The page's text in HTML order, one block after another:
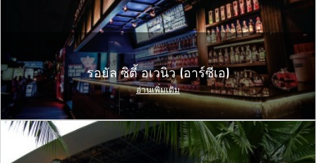
รอยัล ซิตี้ อเวนิว (อาร์ซีเอ)
อ่านเพิ่มเติม